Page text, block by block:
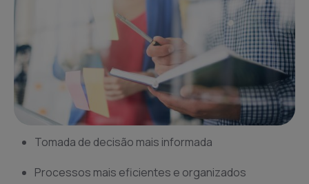
Tomada de decisão mais informada
Processos mais eficientes e organizados